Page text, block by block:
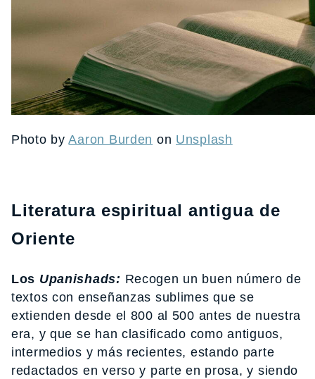
Photo byAaron Burden on Unsplash
Literatura espiritual antigua de
Oriente
Los Upanishads: Recogen un buen número de
textos con enseñanzas sublimes que se
extienden desde el 800 al 500 antes de nuestra
era, y que se han clasificado como antiguos,
intermedios y más recientes, estando parte
redactados en verso y parte en prosa, y siendo